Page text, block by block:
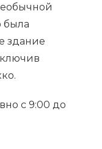
была
здание
с 9:00 до